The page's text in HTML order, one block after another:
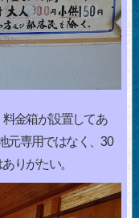
金箱が設置してあ
元専用ではなく、30
りがたい。